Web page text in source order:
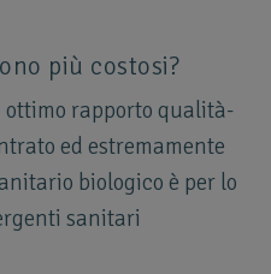
più costosi?
ottimo rapporto qualità-
ed estremamente
biologico è per lo
sanitari